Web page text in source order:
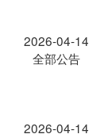
2026-04-14
全部公告
2026-04-14